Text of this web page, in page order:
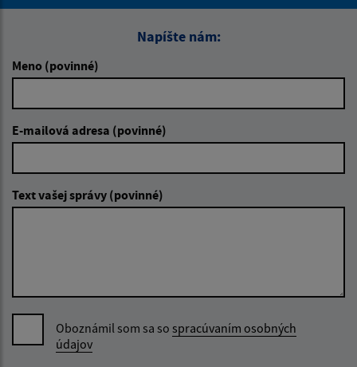
Napíšte nám:
Meno (povinné)
E-mailová adresa (povinné)
Text vašej správy (povinné)
Oboznámil som sa so spracúvaním osobných
údajov